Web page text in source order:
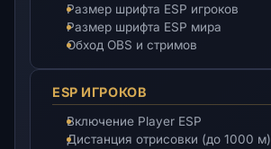
Размер шрифта ESP игроков
Размер шрифта ESP мира
Обход OBS и стримов
ESP ИГРОКОВ
Включение Player ESP
Дистанция отрисовки (до 1000 м)